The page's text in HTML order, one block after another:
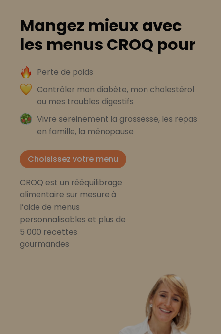
Mangez mieux avec
les menus CROQ pour
Perte de poids
Contrôler mon diabète, mon cholestérol
ou mes troubles digestifs
Vivre sereinement la grossesse, les repas
en famille, la ménopause
Choisissez votre menu
CROQ est un rééquilibrage
alimentaire sur mesure à
l’aide de menus
personnalisables et plus de
5 000 recettes
gourmandes